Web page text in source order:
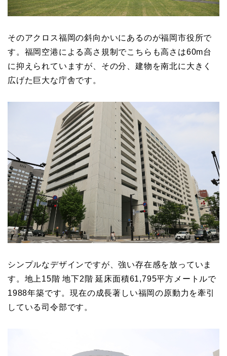
そのアクロス福岡の斜向かいにあるのが福岡市役所で
す。福岡空港による高さ規制でこちらも高さは60m台
に抑えられていますが、その分、建物を南北に大きく
広げた巨大な庁舎です。
シンプルなデザインですが、強い存在感を放っていま
す。地上15階 地下2階 延床面積61,795平方メートルで
1988年築です。現在の成長著しい福岡の原動力を牽引
している司令部です。